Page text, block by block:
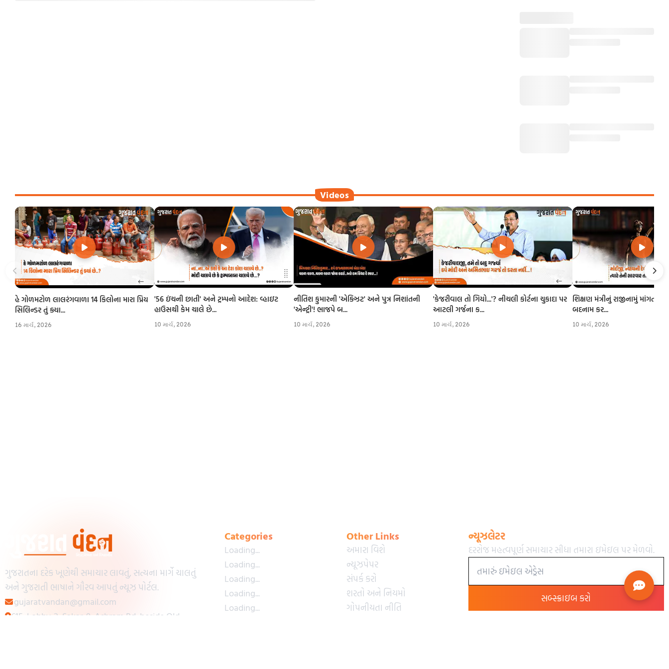
Videos
હે ગોળમટોળ લાલરંગવાળા 14 કિલોના મારા પ્રિય
સિલિન્ડર તું ક્યા...
16 માર્ચ, 2026
'56 ઇંચની છાતી' અને ટ્રમ્પનો આદેશ: વ્હાઇટ
હાઉસથી કેમ ચાલે છે...
10 માર્ચ, 2026
નીતિશ કુમારની 'એક્ઝિટ' અને પુત્ર નિશાંતની
'એન્ટ્રી'! ભાજપે બ...
10 માર્ચ, 2026
'કેજરીવાલ તો ગિયો...'? નીચલી કોર્ટના ચુકાદા પર
આટલી ગર્જના ક...
10 માર્ચ, 2026
શિક્ષણ મંત્રીનું રાજીનામું માંગતા
બદનામ કર...
10 માર્ચ, 2026
ગુજરાતના દરેક ખૂણેથી સમાચાર લાવતું, સત્યના માર્ગે ચાલતું
અને ગુજરાતી ભાષાને ગૌરવ આપતું ન્યૂઝ પોર્ટલ.
gujaratvandan@gmail.com
615, Lobby-2, Sakar-9, Ashram Rd, beside Old
Categories
Loading...
Loading...
Loading...
Loading...
Loading...
Other Links
અમારા વિશે
ન્યૂઝપેપર
સંપર્ક કરો
શરતો અને નિયમો
ગોપનીયતા નીતિ
ન્યૂઝલેટર
દરરોજ મહત્વપૂર્ણ સમાચાર સીધા તમારા ઇમેઇલ પર મેળવો.
સબ્સ્ક્રાઇબ કરો